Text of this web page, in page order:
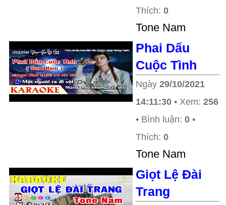
Thích: 0
Tone Nam
Phai Dấu
Cuộc Tình
Ngày 29/10/2021
14:11:30 • Xem: 256
• Bình luận: 0 •
Thích: 0
Tone Nam
Giọt Lệ Đài
Trang